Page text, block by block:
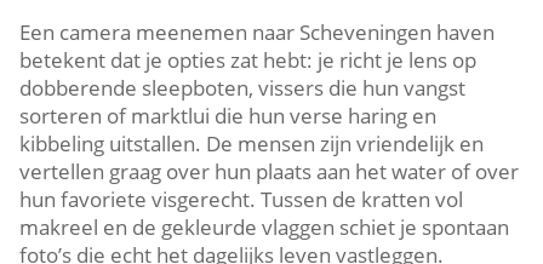
Een camera meenemen naar Scheveningen haven
betekent dat je opties zat hebt: je richt je lens op
dobberende sleepboten, vissers die hun vangst
sorteren of marktlui die hun verse haring en
kibbeling uitstallen.​ De mensen zijn vriendelijk en
vertellen graag over hun plaats aan het water of over
hun favoriete visgerecht.​ Tussen de kratten vol
makreel en de gekleurde vlaggen schiet je spontaan
foto’s die echt het dagelijks leven vastleggen.​